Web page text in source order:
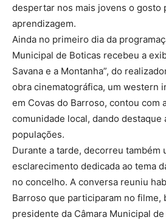
despertar nos mais jovens o gosto
aprendizagem.
Ainda no primeiro dia da
Municipal de Boticas recebeu a
Savana e a Montanha”, do
obra cinematográfica, um western
em Covas do Barroso, contou com
comunidade local, dando destaque
populações.
Durante a tarde, decorreu também
esclarecimento dedicada ao tema
no concelho. A conversa reuniu
Barroso que participaram no filme,
presidente da Câmara Municipal